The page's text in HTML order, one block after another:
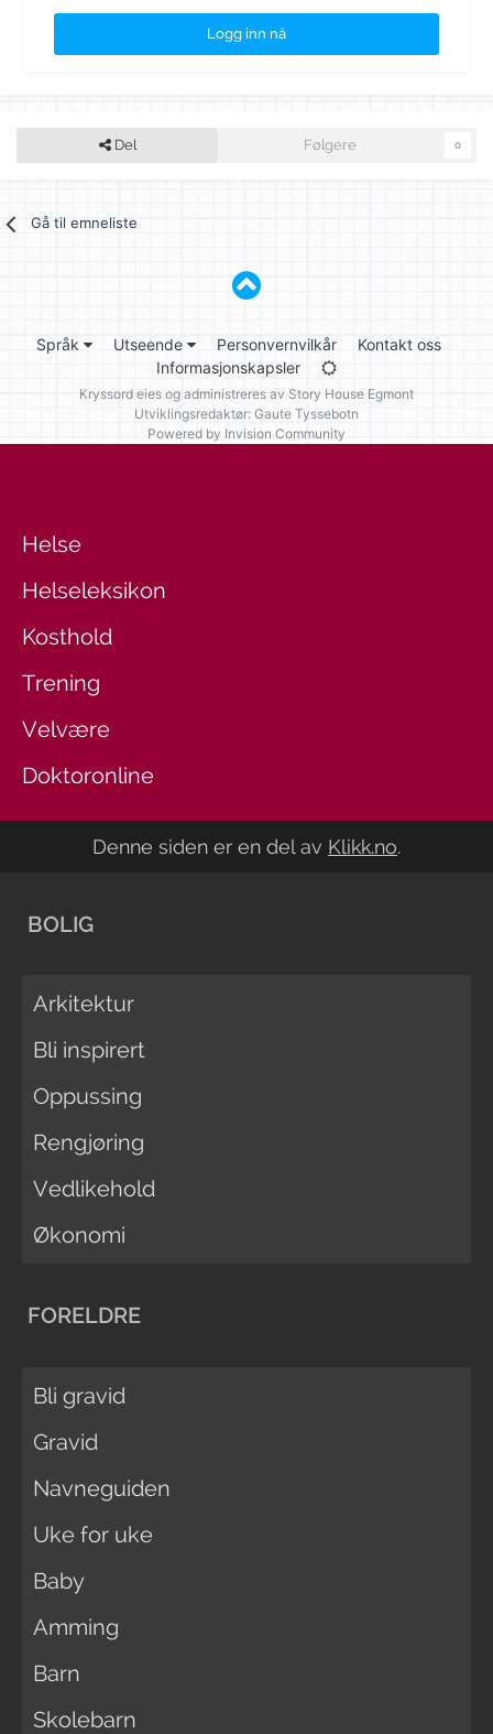
Logg inn nå
Del Følgere 0
Gå til emneliste
Språk Utseende Personvernvilkår
Kontakt oss
Informasjonskapsler
Kryssord eies og administreres av Story House Egmont
Utviklingsredaktør: Gaute Tyssebotn
Powered by Invision Community
Helse
Helseleksikon
Kosthold
Trening
Velvære
Doktoronline
Denne siden er en del av Klikk.no.
BOLIG
Arkitektur
Bli inspirert
Oppussing
Rengjøring
Vedlikehold
Økonomi
FORELDRE
Bli gravid
Gravid
Navneguiden
Uke for uke
Baby
Amming
Barn
Skolebarn